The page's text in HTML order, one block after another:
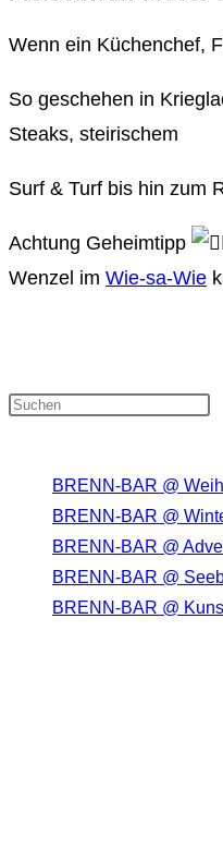
Wenn ein Küchenchef,
So geschehen in
Steaks, steirischem
Surf & Turf bis hin zum
Achtung Geheimtipp
Wenzel im Wie-sa-Wie
BRENN-BAR @
BRENN-BAR @
BRENN-BAR @
BRENN-BAR @
BRENN-BAR @